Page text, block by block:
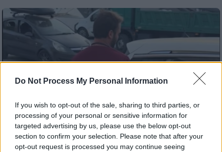
Do Not Process My Personal Information
If you wish to opt-out of the sale, sharing to third parties, or
processing of your personal or sensitive information for
targeted advertising by us, please use the below opt-out
section to confirm your selection. Please note that after your
opt-out request is processed you may continue seeing